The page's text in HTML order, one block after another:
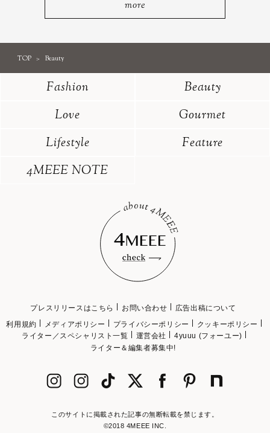
more
TOP Beauty
Fashion
Beauty
Love
Gourmet
Lifestyle
Feature
4MEEE NOTE
プレスリリースはこちら お問い合わせ
広告出稿について
利用規約
メディアポリシー プライバシーポリシー
クッキーポリシー
ライター／スペシャリスト一覧
運営会社
4yuuu (フォーユー)
ライター＆編集者募集中!
このサイトに掲載された記事の無断転載を禁じます。
©2018 4MEEE INC.